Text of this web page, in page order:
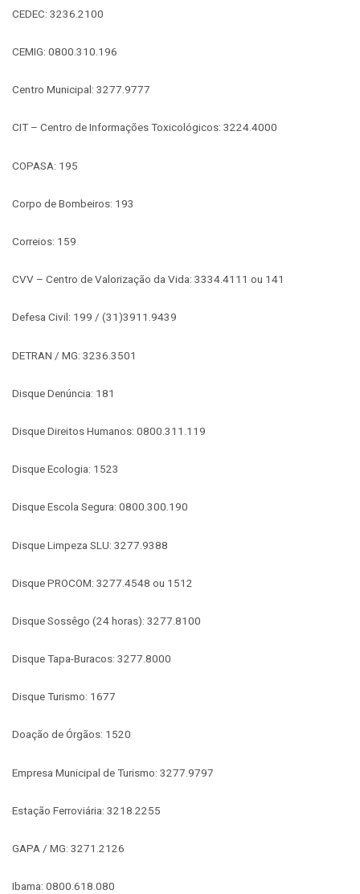
CEDEC: 3236.2100
CEMIG: 0800.310.196
Centro Municipal: 3277.9777
CIT – Centro de Informações Toxicológicos: 3224.4000
COPASA: 195
Corpo de Bombeiros: 193
Correios: 159
CVV – Centro de Valorização da Vida: 3334.4111 ou 141
Defesa Civil: 199 / (31)3911.9439
DETRAN / MG: 3236.3501
Disque Denúncia: 181
Disque Direitos Humanos: 0800.311.119
Disque Ecologia: 1523
Disque Escola Segura: 0800.300.190
Disque Limpeza SLU: 3277.9388
Disque PROCOM: 3277.4548 ou 1512
Disque Sossêgo (24 horas): 3277.8100
Disque Tapa-Buracos: 3277.8000
Disque Turismo: 1677
Doação de Órgãos: 1520
Empresa Municipal de Turismo: 3277.9797
Estação Ferroviária: 3218.2255
GAPA / MG: 3271.2126
Ibama: 0800.618.080